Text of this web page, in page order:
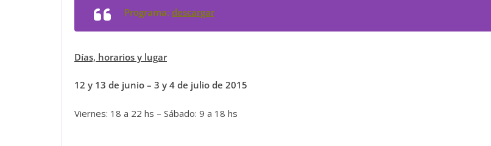
Programa: descargar
Días, horarios y lugar
12 y 13 de junio – 3 y 4 de julio de 2015
Viernes: 18 a 22 hs – Sábado: 9 a 18 hs